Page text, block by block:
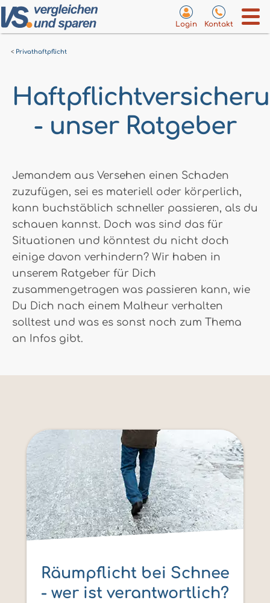
Login Kontakt
Privathaftpflicht
- unser Ratgeber
Jemandem aus Versehen einen Schaden
zuzufügen, sei es materiell oder körperlich,
kann buchstäblich schneller passieren, als du
schauen kannst. Doch was sind das für
Situationen und könntest du nicht doch
einige davon verhindern? Wir haben in
unserem Ratgeber für Dich
zusammengetragen was passieren kann, wie
Du Dich nach einem Malheur verhalten
solltest und was es sonst noch zum Thema
an Infos gibt.
Räumpflicht bei Schnee
- wer ist verantwortlich?